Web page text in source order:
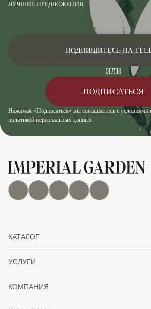
ЛУЧШИЕ ПРЕДЛОЖЕНИЯ
Нажимая «Подписаться» вы соглашаетесь с условиями
политикой персональных данных
ПОДПИШИТЕСЬ НА
ИЛИ
ПОДПИСАТЬСЯ
MAX Дзен YouTuberutubeTelegram
КАТАЛОГ
УСЛУГИ
КОМПАНИЯ